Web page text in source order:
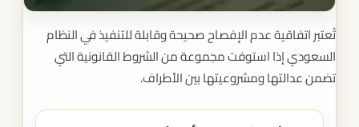
تُعتبر اتفاقية عدم الإفصاح صحيحة وقابلة للتنفيذ في النظام
السعودي إذا استوفت مجموعة من الشروط القانونية التي
تضمن عدالتها ومشروعيتها بين الأطراف.